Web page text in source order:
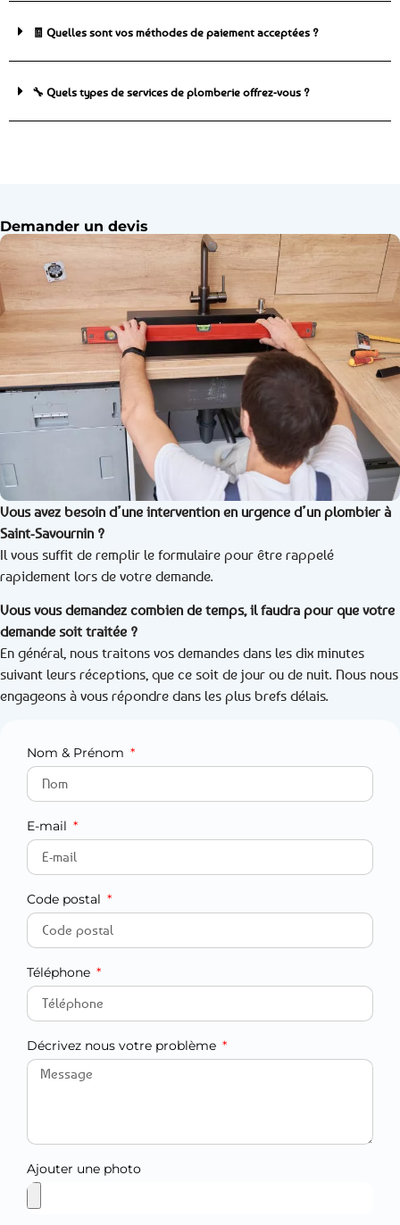
🧾 Quelles sont vos méthodes de paiement acceptées ?
🔧 Quels types de services de plomberie offrez-vous ?
Demander un devis
Vous avez besoin d’une intervention en urgence d’un plombier à
Saint-Savournin ?
Il vous suffit de remplir le formulaire pour être rappelé
rapidement lors de votre demande.
Vous vous demandez combien de temps, il faudra pour que votre
demande soit traitée ?
En général, nous traitons vos demandes dans les dix minutes
suivant leurs réceptions, que ce soit de jour ou de nuit. Nous nous
engageons à vous répondre dans les plus brefs délais.
Nom & Prénom
E-mail
Code postal
Téléphone
Décrivez nous votre problème
Ajouter une photo